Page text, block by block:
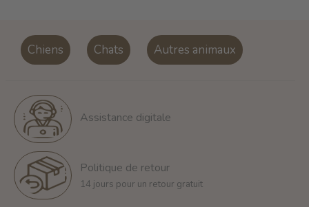
Chiens Chats Autres animaux
Assistance digitale
Politique de retour
14 jours pour un retour gratuit